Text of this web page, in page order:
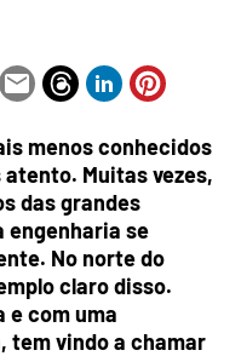
menos conhecidos
Muitas vezes,
das grandes
engenharia se
No norte do
claro disso.
e com uma
tem vindo a chamar